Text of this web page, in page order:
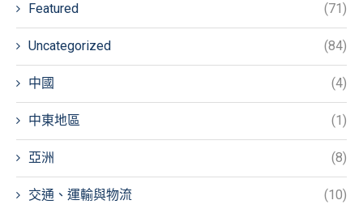
Featured (71)
Uncategorized (84)
中國 (4)
中東地區 (1)
亞洲 (8)
交通、運輸與物流 (10)